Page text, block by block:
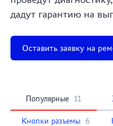
дадут гарантию на
Оставить заявку на
Популярные 11
Кнопки разъемы 6